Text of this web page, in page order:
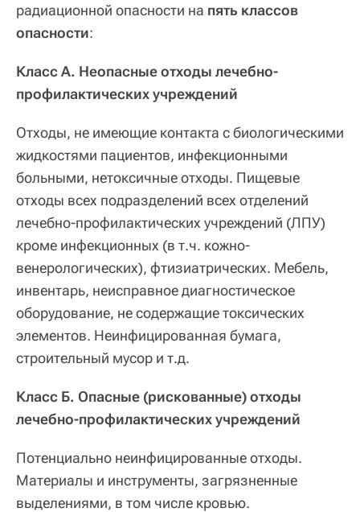
радиационной опасности на пять классов
опасности:
Класс А. Неопасные отходы лечебно-
профилактических учреждений
Отходы, не имеющие контакта с биологическими
жидкостями пациентов, инфекционными
больными, нетоксичные отходы. Пищевые
отходы всех подразделений всех отделений
лечебно-профилактических учреждений (ЛПУ)
кроме инфекционных (в т.ч. кожно-
венерологических), фтизиатрических. Мебель,
инвентарь, неисправное диагностическое
оборудование, не содержащие токсических
элементов. Неинфицированная бумага,
строительный мусор и т.д.
Класс Б. Опасные (рискованные) отходы
лечебно-профилактических учреждений
Потенциально неинфицированные отходы.
Материалы и инструменты, загрязненные
выделениями, в том числе кровью.